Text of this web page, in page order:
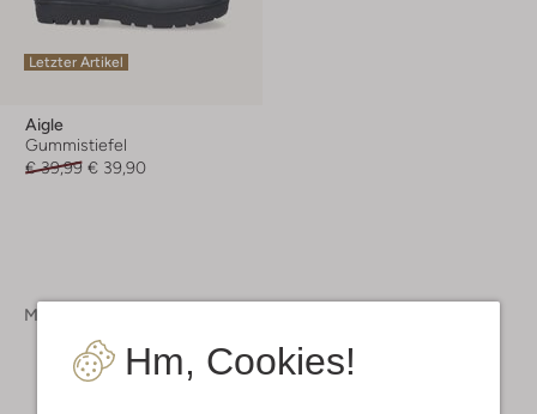
Hm, Cookies!
Letzter Artikel
Aigle
Gummistiefel
€ 39,99 € 39,90
Mädchen